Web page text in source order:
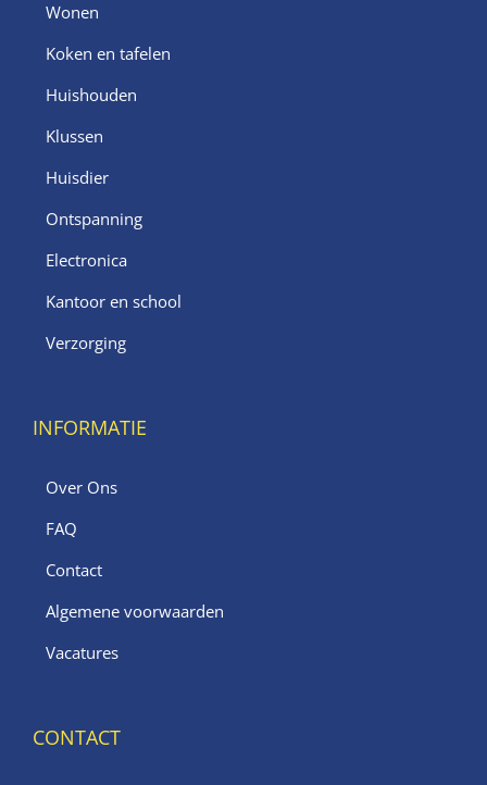
Wonen
Koken en tafelen
Huishouden
Klussen
Huisdier
Ontspanning
Electronica
Kantoor en school
Verzorging
INFORMATIE
Over Ons
FAQ
Contact
Algemene voorwaarden
Vacatures
CONTACT